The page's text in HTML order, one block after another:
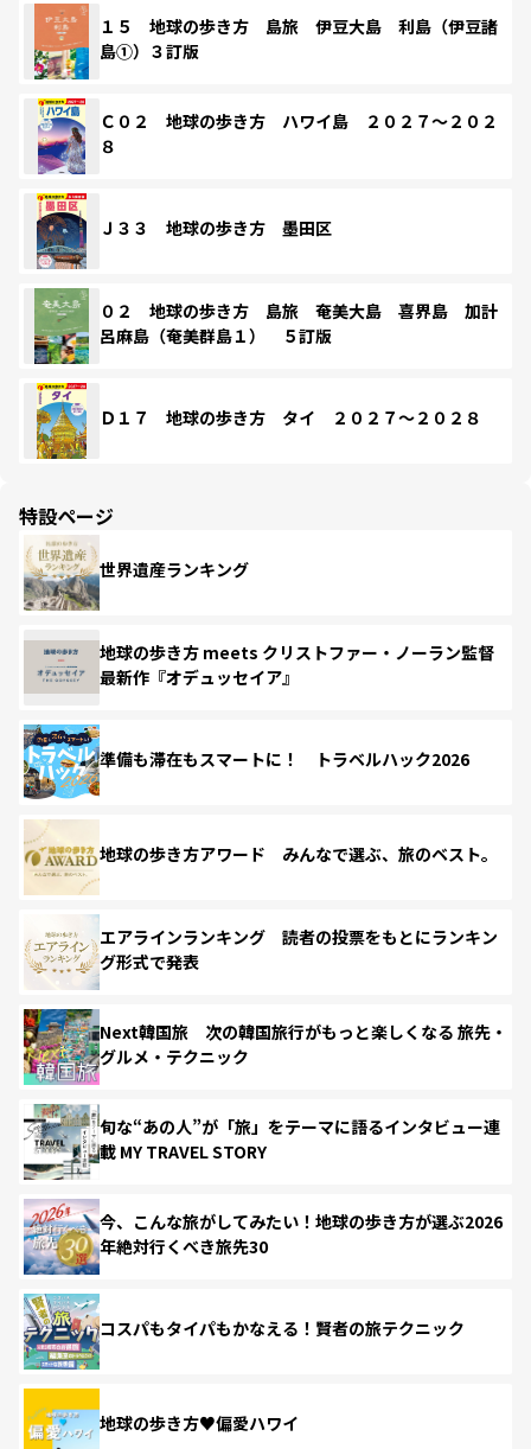
１５ 地球の歩き方 島旅 伊豆大島 利島（伊豆諸
島①）３訂版
Ｃ０２ 地球の歩き方 ハワイ島 ２０２７～２０２
８
Ｊ３３ 地球の歩き方 墨田区
０２ 地球の歩き方 島旅 奄美大島 喜界島 加計
呂麻島（奄美群島１） ５訂版
Ｄ１７ 地球の歩き方 タイ ２０２７～２０２８
特設ページ
世界遺産ランキング
地球の歩き方 meets クリストファー・ノーラン監督
最新作『オデュッセイア』
準備も滞在もスマートに！ トラベルハック2026
地球の歩き方アワード みんなで選ぶ、旅のベスト。
エアラインランキング 読者の投票をもとにランキン
グ形式で発表
Next韓国旅 次の韓国旅行がもっと楽しくなる 旅先・
グルメ・テクニック
旬な“あの人”が「旅」をテーマに語るインタビュー連
載 MY TRAVEL STORY
今、こんな旅がしてみたい！地球の歩き方が選ぶ2026
年絶対行くべき旅先30
コスパもタイパもかなえる！賢者の旅テクニック
地球の歩き方♥偏愛ハワイ